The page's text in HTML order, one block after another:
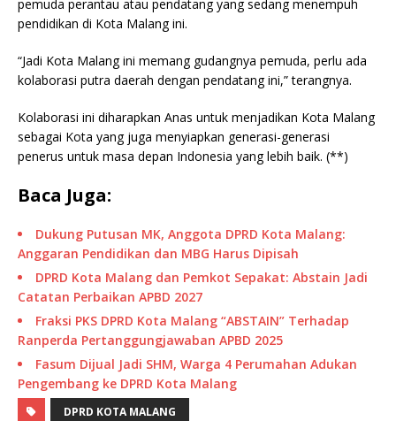
pemuda perantau atau pendatang yang sedang menempuh
pendidikan di Kota Malang ini.
“Jadi Kota Malang ini memang gudangnya pemuda, perlu ada
kolaborasi putra daerah dengan pendatang ini,” terangnya.
Kolaborasi ini diharapkan Anas untuk menjadikan Kota Malang
sebagai Kota yang juga menyiapkan generasi-generasi
penerus untuk masa depan Indonesia yang lebih baik. (**)
Baca Juga:
Dukung Putusan MK, Anggota DPRD Kota Malang:
Anggaran Pendidikan dan MBG Harus Dipisah
DPRD Kota Malang dan Pemkot Sepakat: Abstain Jadi
Catatan Perbaikan APBD 2027
Fraksi PKS DPRD Kota Malang “ABSTAIN” Terhadap
Ranperda Pertanggungjawaban APBD 2025
Fasum Dijual Jadi SHM, Warga 4 Perumahan Adukan
Pengembang ke DPRD Kota Malang
DPRD KOTA MALANG